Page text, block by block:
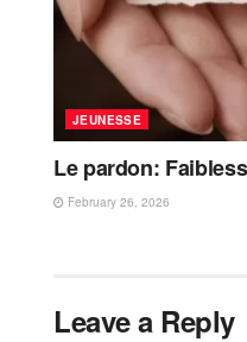
JEUNESSE
Le pardon:
February 26, 2026
Leave a Reply